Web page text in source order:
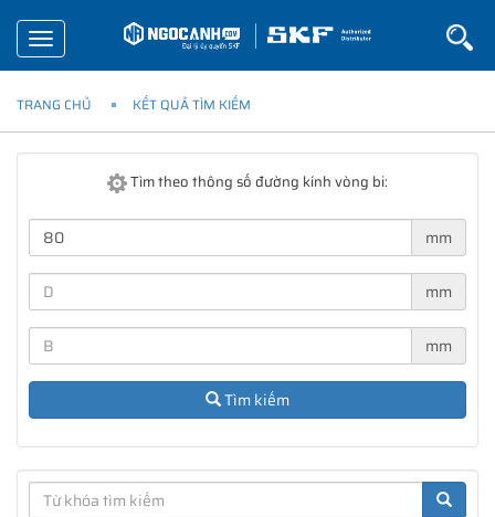
Toggle
navigation
TRANG CHỦ KẾT QUẢ TÌM KIẾM
Tìm theo thông số đường kính vòng bi:
mm
mm
mm
Tìm kiếm